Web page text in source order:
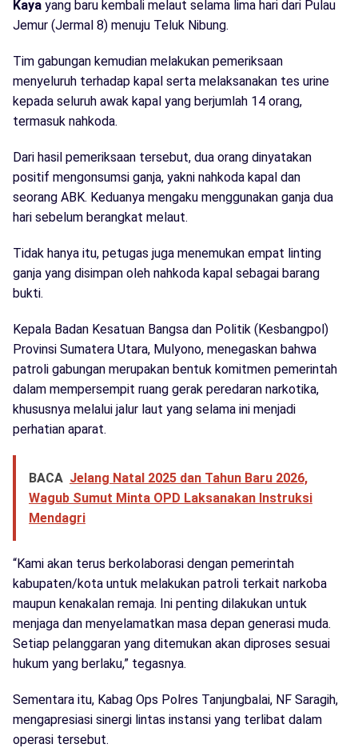
Kaya yang baru kembali melaut selama lima hari dari Pulau
Jemur (Jermal 8) menuju Teluk Nibung.
Tim gabungan kemudian melakukan pemeriksaan
menyeluruh terhadap kapal serta melaksanakan tes urine
kepada seluruh awak kapal yang berjumlah 14 orang,
termasuk nahkoda.
Dari hasil pemeriksaan tersebut, dua orang dinyatakan
positif mengonsumsi ganja, yakni nahkoda kapal dan
seorang ABK. Keduanya mengaku menggunakan ganja dua
hari sebelum berangkat melaut.
Tidak hanya itu, petugas juga menemukan empat linting
ganja yang disimpan oleh nahkoda kapal sebagai barang
bukti.
Kepala Badan Kesatuan Bangsa dan Politik (Kesbangpol)
Provinsi Sumatera Utara, Mulyono, menegaskan bahwa
patroli gabungan merupakan bentuk komitmen pemerintah
dalam mempersempit ruang gerak peredaran narkotika,
khususnya melalui jalur laut yang selama ini menjadi
perhatian aparat.
BACA Jelang Natal 2025 dan Tahun Baru 2026,
Wagub Sumut Minta OPD Laksanakan Instruksi
Mendagri
“Kami akan terus berkolaborasi dengan pemerintah
kabupaten/kota untuk melakukan patroli terkait narkoba
maupun kenakalan remaja. Ini penting dilakukan untuk
menjaga dan menyelamatkan masa depan generasi muda.
Setiap pelanggaran yang ditemukan akan diproses sesuai
hukum yang berlaku,” tegasnya.
Sementara itu, Kabag Ops Polres Tanjungbalai, NF Saragih,
mengapresiasi sinergi lintas instansi yang terlibat dalam
operasi tersebut.